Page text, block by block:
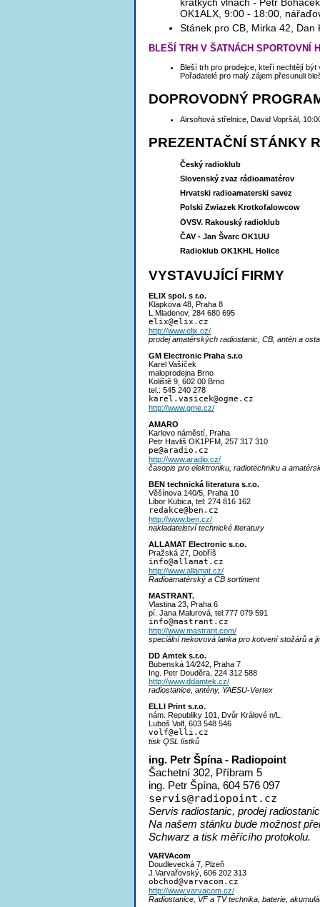
krátkých vlnách - Petr
OK1ALX, 9:00 - 18:00,
Stánek pro CB, Mirka 42,
BLEŠÍ TRH V ŠATNÁCH SPORTOVNÍ
Bleší trh pro prodejce, kteří nechtějí
Pořadatelé pro malý zájem přesunuli
DOPROVODNÝ
Airsoftová střelnice, David Vopršál,
PREZENTAČNÍ STÁNKY
Český radioklub
Slovenský zvaz rádioamatérov
Hrvatski radioamaterski savez
Polski Zwiazek Krotkofalowcow
ÖVSV. Rakouský radioklub
ČAV - Jan Švarc OK1UU
Radioklub OK1KHL Holice
VYSTAVUJÍCÍ FIRMY
ELIX spol. s r.o.
Klapkova 48, Praha 8
L.Mladenov, 284 680 695
elix@elix.cz
http://www.elix.cz/
prodej amatérských radiostanic, CB, antén a
GM Electronic Praha s.r.o
Karel Vašíček
maloprodejna Brno
Koliště 9, 602 00 Brno
tel.: 545 240 278
karel.vasice k@ogme.cz
http://www.gme.cz/
AMARO
Karlovo náměstí, Praha
Petr Havliš OK1PFM, 257 317 310
pe@aradio.cz
http://www.aradio.cz/
časopis pro elektroniku, radiotechniku a
BEN technická literatura s.r.o.
Věšínova 140/5, Praha 10
Libor Kubica, tel: 274 816 162
redakce@ben.cz
http://www.ben.cz/
nakladatelství technické literatury
ALLAMAT Electronic s.r.o.
Pražská 27, Dobříš
info@allamat.cz
http://www.allamat.cz/
Radioamatérský a CB sortiment
MASTRANT.
Vlastina 23, Praha 6
pí. Jana Malurová, tel:777 079 591
info@mastrant.cz
http://www.mastrant.com/
speciální nekovová lanka pro kotvení stožárů a
DD Amtek s.r.o.
Bubenská 14/242, Praha 7
Ing. Petr Douděra, 224 312 588
http://www.ddamtek.cz/
radiostanice, antény, YAESU-Vertex
ELLI Print s.r.o.
nám. Republiky 101, Dvůr Králové n/L.
Luboš Volf, 603 548 546
volf@elli.cz
tisk QSL lístků
ing. Petr Špína - Radiopoint
Šachetní 302, Příbram 5
ing. Petr Špína, 604 576 097
servis@radiopoint.cz
Servis radiostanic, prodej
Na našem stánku bude možnost
Schwarz a tisk měřícího protokolu.
VARVAcom
Doudlevecká 7, Plzeň
J.Varvařovský, 606 202 313
obchod@varvacom.cz
http://www.varvacom.cz/
Radiostanice, VF a TV technika, baterie,